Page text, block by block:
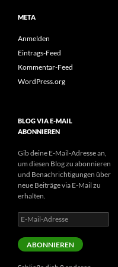
META
Anmelden
Eintrags-Feed
Kommentar-Feed
WordPress.org
BLOG VIA E-MAIL
ABONNIEREN
Gib deine E-Mail-Adresse an,
um diesen Blog zu abonnieren
und Benachrichtigungen über
neue Beiträge via E-Mail zu
erhalten.
E-
Mail-
Adresse
ABONNIEREN